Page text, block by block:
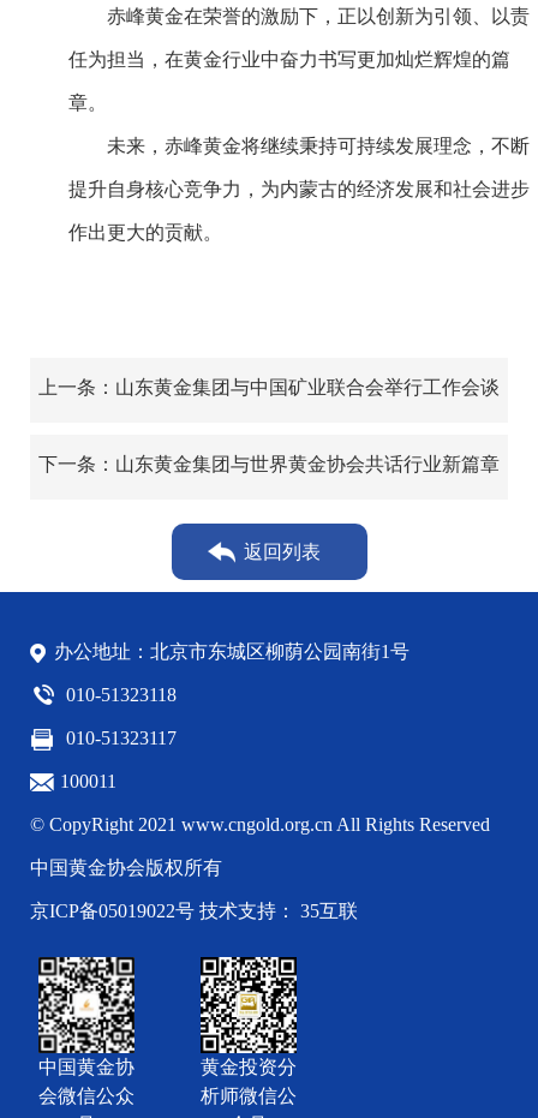
赤峰黄金在荣誉的激励下，正以创新为引领、以责
任为担当，在黄金行业中奋力书写更加灿烂辉煌的篇
章。
未来，赤峰黄金将继续秉持可持续发展理念，不断
提升自身核心竞争力，为内蒙古的经济发展和社会进步
作出更大的贡献。
上一条：山东黄金集团与中国矿业联合会举行工作会谈
下一条：山东黄金集团与世界黄金协会共话行业新篇章
返回列表
办公地址：北京市东城区柳荫公园南街1号
010-51323118
010-51323117
100011
© CopyRight 2021 www.cngold.org.cn All Rights Reserved
中国黄金协会版权所有
京ICP备05019022号技术支持： 35互联
中国黄金协
会微信公众
黄金投资分
析师微信公